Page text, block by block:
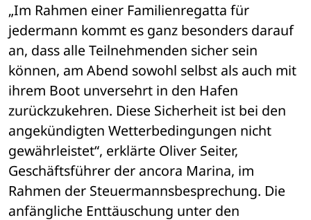
„Im Rahmen einer Familienregatta für
jedermann kommt es ganz besonders darauf
an, dass alle Teilnehmenden sicher sein
können, am Abend sowohl selbst als auch mit
ihrem Boot unversehrt in den Hafen
zurückzukehren. Diese Sicherheit ist bei den
angekündigten Wetterbedingungen nicht
gewährleistet“, erklärte Oliver Seiter,
Geschäftsführer der ancora Marina, im
Rahmen der Steuermannsbesprechung. Die
anfängliche Enttäuschung unter den